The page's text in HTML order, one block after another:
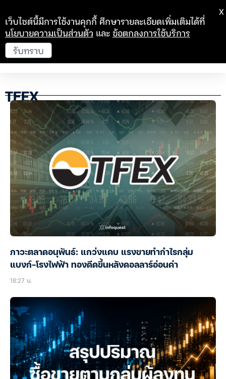
TFEX
ภาวะตลาดอนุพันธ์: แกว่งแคบ แรงขายทำกำไรกลุ่ม
แบงก์-โรงไฟฟ้า ทองดีดขึ้นหลังดอลลาร์อ่อนค่า
18:27 น.
เว็บไซต์นี้มีการใช้งานคุกกี้ ศึกษารายละเอียดเพิ่มเติมได้ที่
นโยบายความเป็นส่วนตัว และข้อตกลงการใช้บริการ
รับทราบ
X